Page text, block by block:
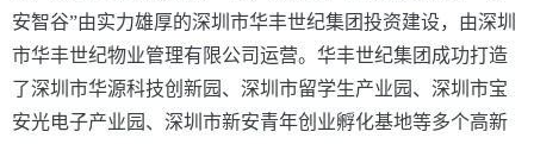
安智谷”由实力雄厚的深圳市华丰世纪集团投资建设，由深圳
市华丰世纪物业管理有限公司运营。华丰世纪集团成功打造
了深圳市华源科技创新园、深圳市留学生产业园、深圳市宝
安光电子产业园、深圳市新安青年创业孵化基地等多个高新